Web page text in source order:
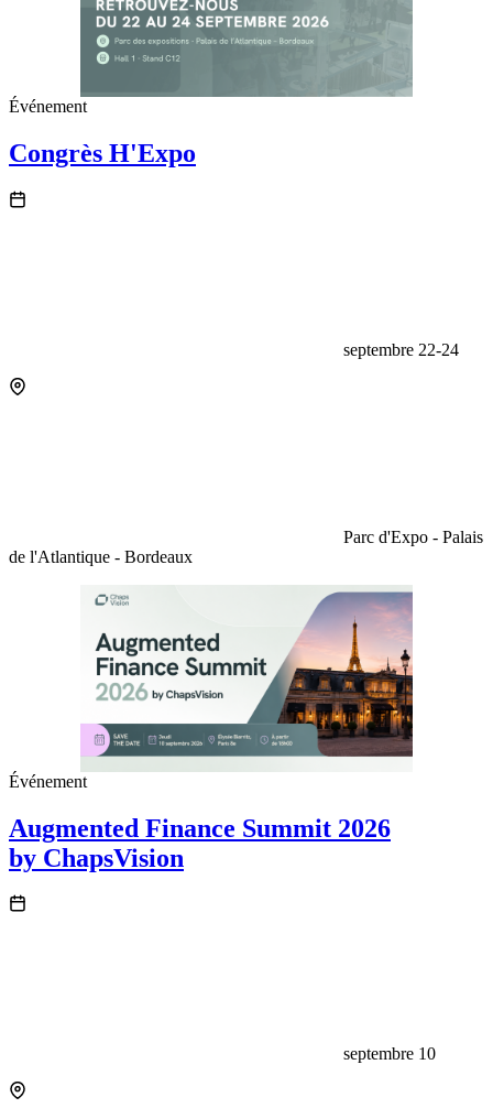
Événement
Congrès H'Expo
septembre 22-24
Parc d'Expo - Palais
de l'Atlantique - Bordeaux
Événement
Augmented Finance Summit 2026
by ChapsVision
septembre 10